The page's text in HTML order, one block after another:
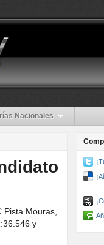
Nacionales
Mouras,
y